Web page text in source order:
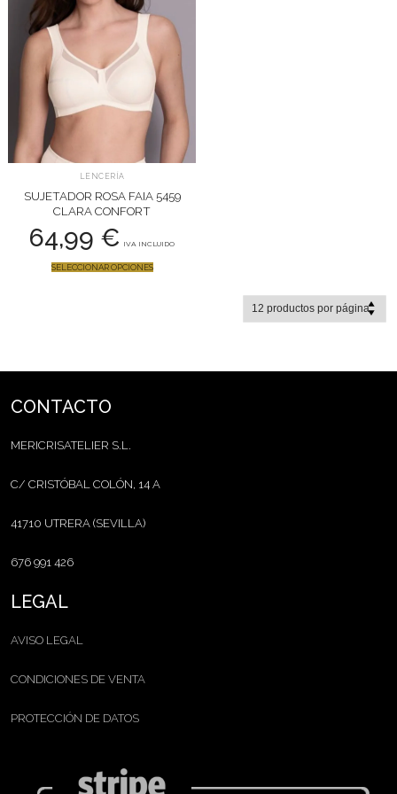
LENCERÍA
SUJETADOR ROSA FAIA 5459
CLARA CONFORT
64,99 € IVA INCLUIDO
SELECCIONAR OPCIONES
CONTACTO
MERICRISATELIER S.L.
C/ CRISTÓBAL COLÓN, 14 A
41710 UTRERA (SEVILLA)
676 991 426
LEGAL
AVISO LEGAL
CONDICIONES DE VENTA
PROTECCIÓN DE DATOS